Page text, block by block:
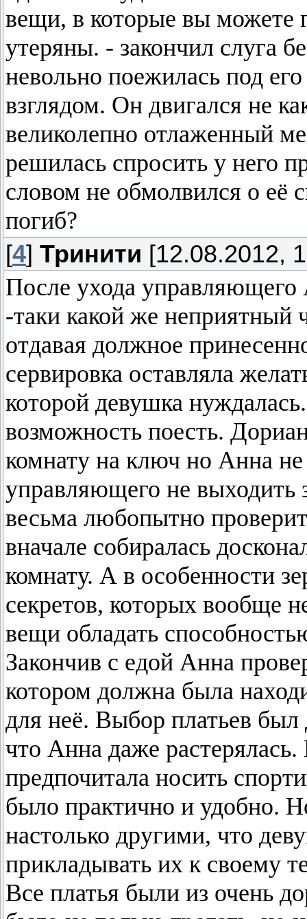
вещи, в которые вы можете
утеряны. - закончил слуга
невольно поежилась под
взглядом. Он двигался не
великолепно отлаженный
решилась спросить у него
словом не обмолвился о её
погиб?
[4] Тринити [12.08.2012,
После ухода управляющего
-таки какой же неприятный
отдавая должное
сервировка оставляла
которой девушка
возможность поесть.
комнату на ключ но Анна
управляющего не выходить
весьма любопытно
вначале собиралась
комнату. А в особенности
секретов, которых вообще
вещи обладать
Закончив с едой Анна
котором должна была
для неё. Выбор платьев
что Анна даже
предпочитала носить
было практично и удобно.
настолько другими, что
прикладывать их к своему
Все платья были из очень